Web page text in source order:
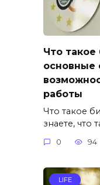
Что такое
основные
работы
Что такое
знаете, что
0 94
LIFE